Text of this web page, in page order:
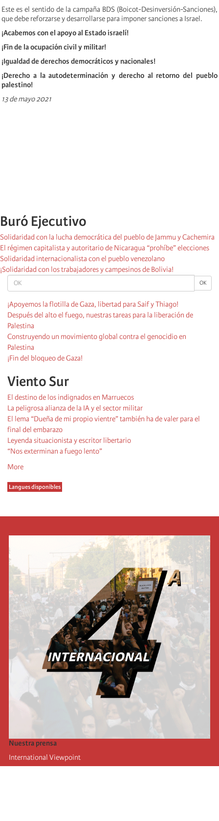
OK OK
¡Apoyemos la flotilla de Gaza, libertad para Saif y Thiago!
Después del alto el fuego, nuestras tareas para la liberación de
Palestina
Construyendo un movimiento global contra el genocidio en
Palestina
¡Fin del bloqueo de Gaza!
Viento Sur
El destino de los indignados en Marruecos
La peligrosa alianza de la IA y el sector militar
El lema “Dueña de mi propio vientre” también ha de valer para el
final del embarazo
Leyenda situacionista y escritor libertario
“Nos exterminan a fuego lento”
More
Langues disponibles
Este es el sentido de la campaña BDS (Boicot-Desinversión-Sanciones),
que debe reforzarse y desarrollarse para imponer sanciones a Israel.
¡Acabemos con el apoyo al Estado israelí!
¡Fin de la ocupación civil y militar!
¡Igualdad de derechos democráticos y nacionales!
¡Derecho a la autodeterminación y derecho al retorno del pueblo
palestino!
13 de mayo 2021
Buró Ejecutivo
Solidaridad con la lucha democrática del pueblo de Jammu y Cachemira
El régimen capitalista y autoritario de Nicaragua “prohíbe” elecciones
Solidaridad internacionalista con el pueblo venezolano
¡Solidaridad con los trabajadores y campesinos de Bolivia!
Nuestra prensa
International Viewpoint